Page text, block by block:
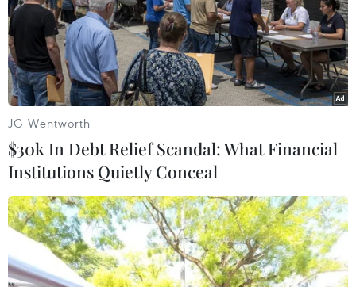
Ông Putin tái khẳng định lập trường cứng
rắn về Thỏa thuận ngũ cốc
JG Wentworth
$30k In Debt Relief Scandal: What Financial
Institutions Quietly Conceal